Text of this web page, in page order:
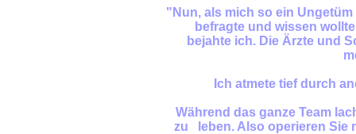
"Nun, als mich so ein
befragte und wissen
bejahte ich. Die Ärzte und
Ich atmete tief durch
Während das ganze Team
zu leben. Also operieren Sie